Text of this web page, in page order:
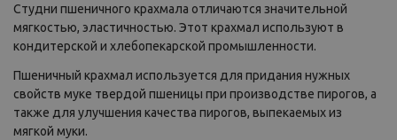
Студни пшеничного крахмала отличаются значительной
мягкостью, эластичностью. Этот крахмал используют в
кондитерской и хлебопекарской промышленности.
Пшеничный крахмал используется для придания нужных
свойств муке твердой пшеницы при производстве пирогов, а
также для улучшения качества пирогов, выпекаемых из
мягкой муки.